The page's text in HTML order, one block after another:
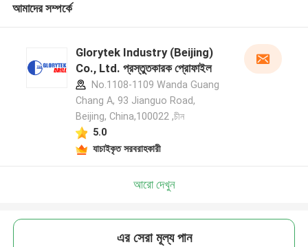
আমাদের সম্পর্কে
Glorytek Industry (Beijing)
Co., Ltd. প্রস্তুতকারক প্রোফাইল
No.1108-1109 Wanda Guang
Chang A, 93 Jianguo Road,
Beijing, China,100022 ,চীন
5.0
যাচাইকৃত সরবরাহকারী
আরো দেখুন
এর সেরা মূল্য পান